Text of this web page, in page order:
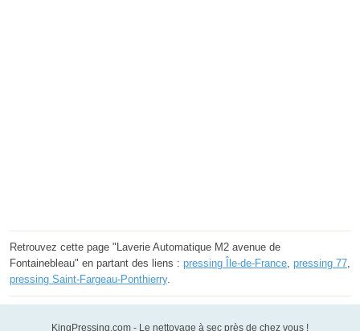
Retrouvez cette page "Laverie Automatique M2 avenue de
Fontainebleau" en partant des liens : pressing Île-de-France, pressing 77,
pressing Saint-Fargeau-Ponthierry.
KingPressing.com - Le nettoyage à sec près de chez vous !